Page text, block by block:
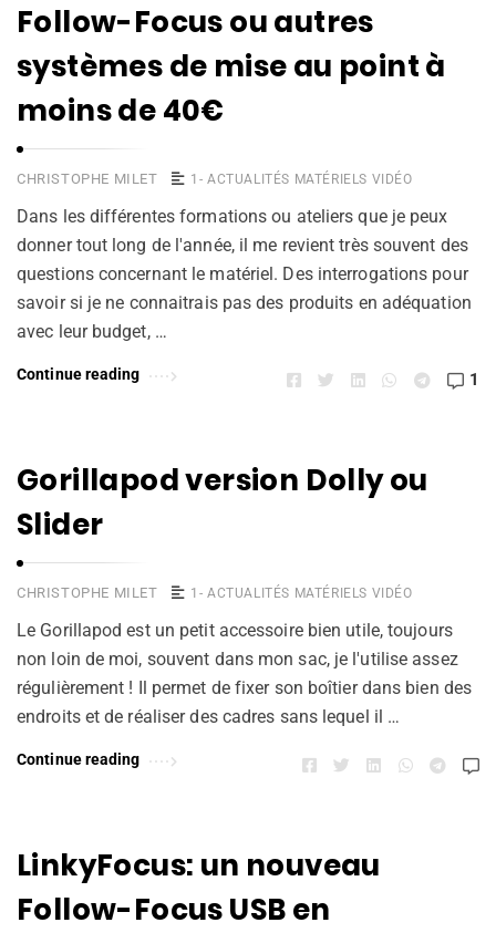
Follow-Focus ou autres
systèmes de mise au point à
moins de 40€
CHRISTOPHE MILET 1- ACTUALITÉS MATÉRIELS VIDÉO
Dans les différentes formations ou ateliers que je peux
donner tout long de l'année, il me revient très souvent des
questions concernant le matériel. Des interrogations pour
savoir si je ne connaitrais pas des produits en adéquation
avec leur budget, …
Continue reading 1
Gorillapod version Dolly ou
Slider
CHRISTOPHE MILET 1- ACTUALITÉS MATÉRIELS VIDÉO
Le Gorillapod est un petit accessoire bien utile, toujours
non loin de moi, souvent dans mon sac, je l'utilise assez
régulièrement ! Il permet de fixer son boîtier dans bien des
endroits et de réaliser des cadres sans lequel il …
Continue reading
LinkyFocus: un nouveau
Follow-Focus USB en